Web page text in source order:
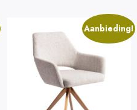
Aanbieding!